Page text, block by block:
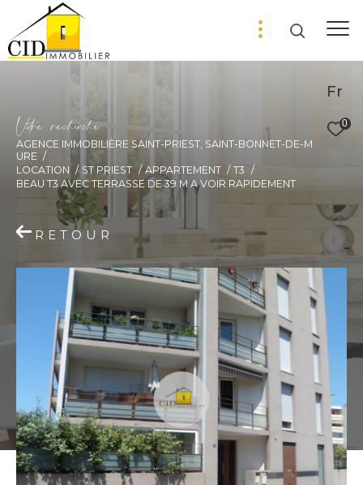
Fr
0
Vore recece
AGENCE IMMOBILIÈRE SAINT-PRIEST, SAINT-BONNET-DE-M
URE
LOCATION
ST PRIEST APPARTEMENT
T3
BEAU T3 AVEC TERRASSE DE 39 M A VOIR RAPIDEMENT
RETOUR